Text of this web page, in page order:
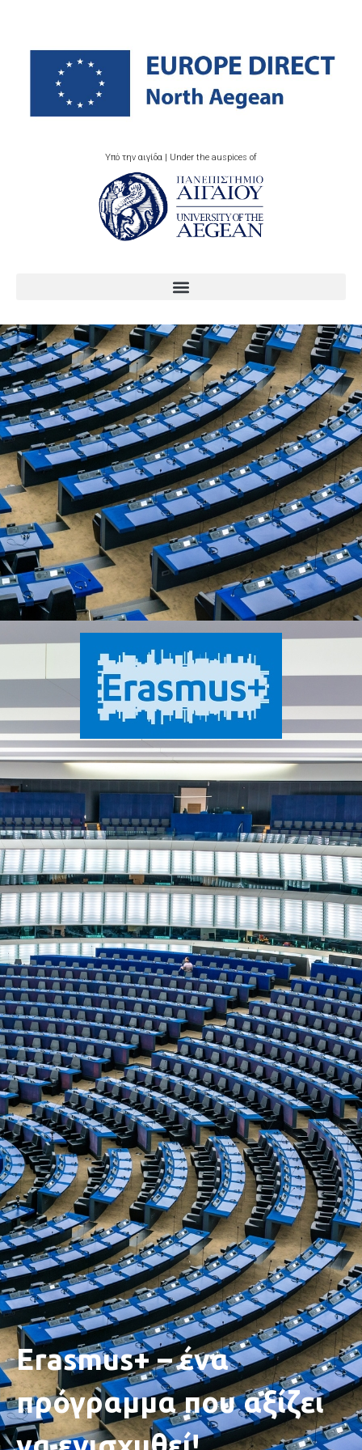
Υπό την αιγίδα | Under the auspices of
Erasmus+ – ένα
πρόγραμμα που αξίζει